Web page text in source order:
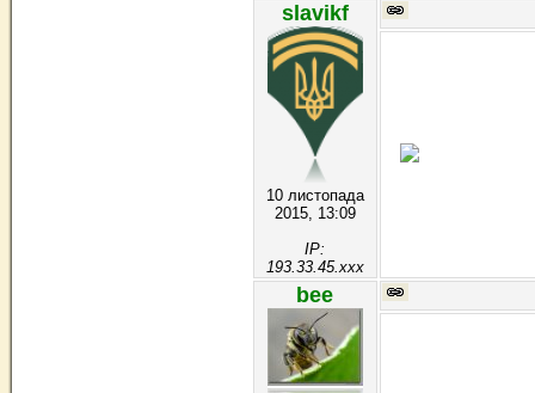
slavikf
10 листопада
2015, 13:09
IP:
193.33.45.xxx
bee